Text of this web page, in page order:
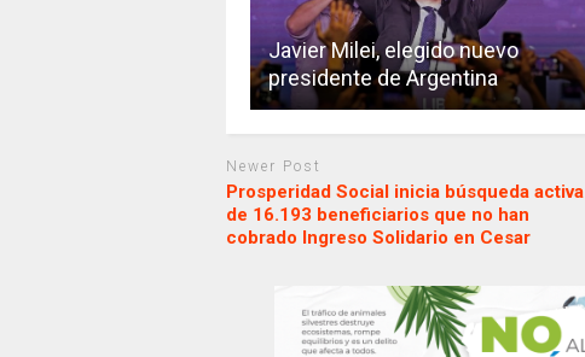
Javier Milei, elegido nuevo
presidente de Argentina
Newer Post
Prosperidad Social inicia búsqueda activa
de 16.193 beneficiarios que no han
cobrado Ingreso Solidario en Cesar